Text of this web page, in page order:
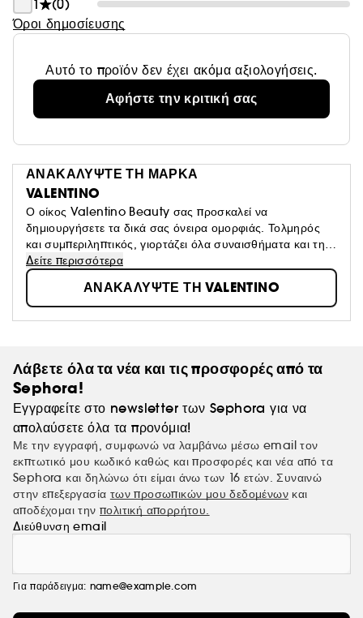
1
(0)
Όροι δημοσίευσης
Αυτό το προϊόν δεν έχει ακόμα αξιολογήσεις.
Αφήστε την κριτική σας
ΑΝΑΚΑΛΥΨΤΕ ΤΗ ΜΑΡΚΑ
VALENTINO
Ο οίκος Valentino Beauty σας προσκαλεί να
δημιουργήσετε τα δικά σας όνειρα ομορφιάς. Τολμηρός
και συμπεριληπτικός, γιορτάζει όλα συναισθήματα και τη
μοναδικότητά μας, μέσα από μια συλλογή ξεχωριστών
αρωμάτων, που απευθύνεται στους σύγχρονους
ονειροπόλους, που δεν φοβούνται να εκφράσουν την
προσωπικότητά τους.
Δείτε περισσότερα
ΑΝΑΚΑΛΥΨΤΕ ΤΗ VALENTINO
Λάβετε όλα τα νέα και τις προσφορές από τα
Sephora!
Εγγραφείτε στο newsletter των Sephora για να
απολαύσετε όλα τα προνόμια!
Με την εγγραφή, συμφωνώ να λαμβάνω μέσω email τον
εκπτωτικό μου κωδικό καθώς και προσφορές και νέα από τα
Sephora και δηλώνω ότι είμαι άνω των 16 ετών. Συναινώ
στην επεξεργασία των προσωπικών μου δεδομένων και
αποδέχομαι την πολιτική απορρήτου.
Διεύθυνση email
Για παράδειγμα: name@example.com